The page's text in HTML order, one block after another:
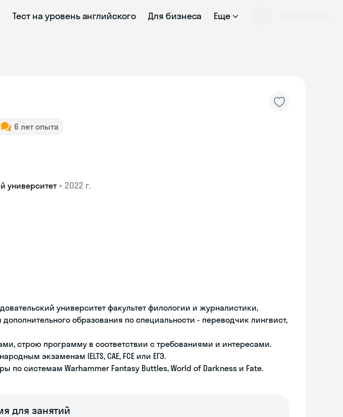
Тест на уровень английского Для бизнеса Еще
6 лет опыта
университет • 2022 г.
университет факультет филологии и журналистики,
образования по специальности - переводчик лингвист,
строю программу в соответствии с требованиями и интересами.
экзаменам IELTS, CAE, FCE или ЕГЭ.
по системам Warhammer Fantasy Buttles, World of Darkness и Fate.
для занятий